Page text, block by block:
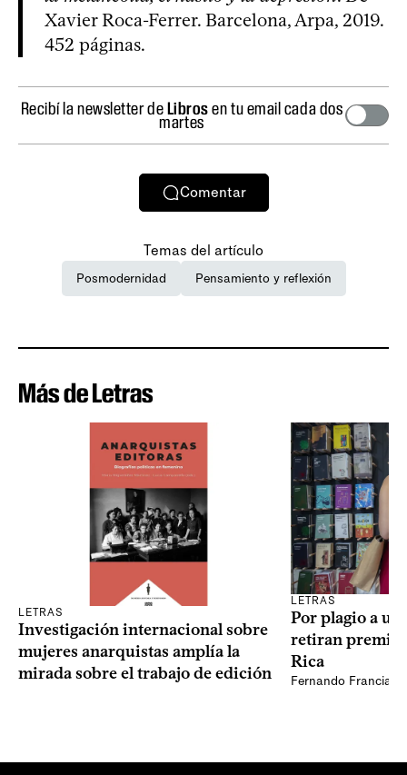
Xavier Roca-Ferrer. Barcelona, Arpa, 2019.
452 páginas.
Recibí la newsletter deLibrosen tu email cada dos
martes
Comentar
Temas del artículo
Posmodernidad Pensamiento y reflexión
Más de Letras
LETRAS
Investigación internacional sobre
mujeres anarquistas amplía la
mirada sobre el trabajo de edición
LETRAS
Por plagio a
retiran premio
Rica
Fernando Francia,